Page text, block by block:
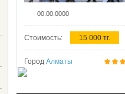
00.00.0000
Стоимость: 15 000 тг.
Город Алматы